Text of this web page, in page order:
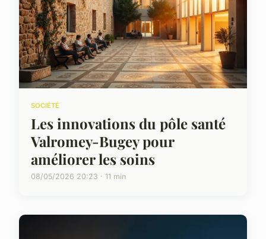
SOCIÉTÉ
Les innovations du pôle santé
Valromey-Bugey pour
améliorer les soins
08/05/2026 20:23 · 11 min